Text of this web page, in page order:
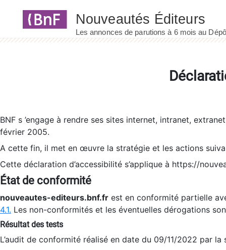
BNF s ’engage à rendre ses sites internet, intranet,
février 2005.
A cette fin, il met en œuvre la stratégie et les actions
Cette déclaration d’accessibilité s’applique à https://
État de conformité
nouveautes-editeurs.bnf.fr est en conformité partielle
4.1. Les non-conformités et les éventuelles dérogations
Résultat des tests
L’audit de conformité réalisé en date du 09/11/2022 par